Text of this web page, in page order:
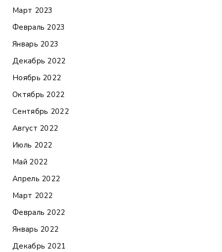
Март 2023
Февраль 2023
Январь 2023
Декабрь 2022
Ноябрь 2022
Октябрь 2022
Сентябрь 2022
Август 2022
Июль 2022
Май 2022
Апрель 2022
Март 2022
Февраль 2022
Январь 2022
Декабрь 2021